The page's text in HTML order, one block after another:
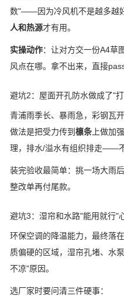
数"——因为冷风机不是越多越
人和热源才有用。
实操动作：让对方交一份A4
风点在哪。拿不出来，直接pass
避坑2：屋面开孔防水做成了"
青浦雨季长、暴雨急，彩钢瓦
做法是把受力传到 檩条 上做加
理，排水/溢水有组织排走——
装完验收最简单：挑一场大雨
整改单再付尾款。
避坑3：湿帘和水路"能用就行"
环保空调的降温能力，最终落在
质偏硬的区域，湿帘孔堵、水
不凉"原因。
选厂家时要问清三件硬事：